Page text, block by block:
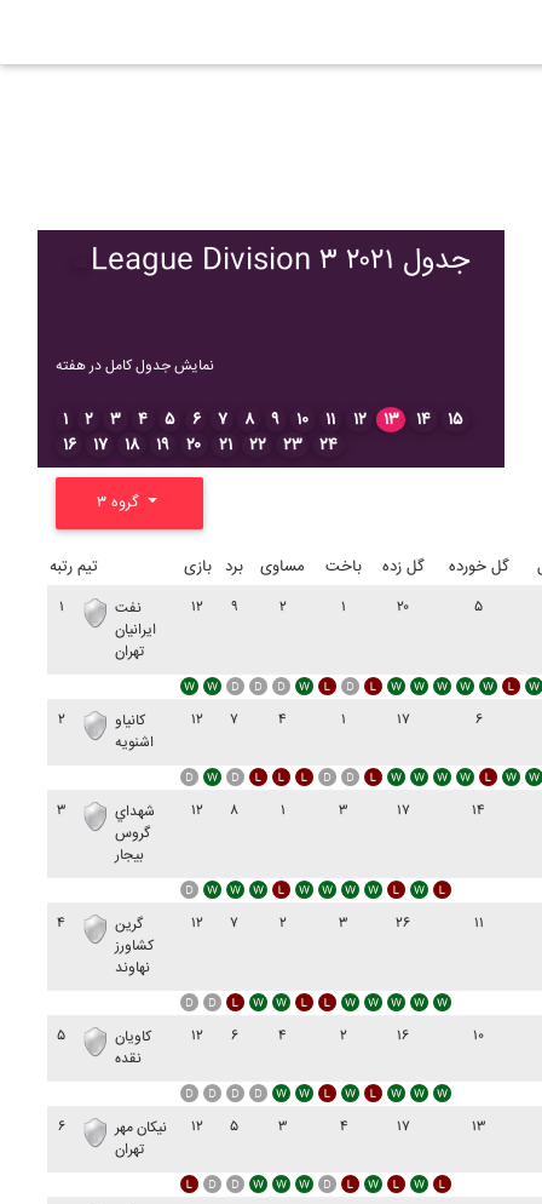
League Division ۳ ۲۰۲۱ جدول
نمایش جدول کامل در هفته
۱ ۲ ۳ ۴ ۵ ۶ ۷ ۸ ۹ ۱۰ ۱۱ ۱۲ ۱۳ ۱۴
۱۵
۱۶
۱۷ ۱۸ ۱۹ ۲۰ ۲۱ ۲۲ ۲۳ ۲۴
رتبه تیم بازی برد مساوی باخت گل زده گل خورده
۱
نفت
ايرانيان
تهران
۱۲ ۹ ۲ ۱ ۲۰ ۵
۲
کانياو
اشنويه
۱۲ ۷ ۴ ۱ ۱۷ ۶
۳
شهداي
گروس
بيجار
۱۲ ۸ ۱ ۳ ۱۷ ۱۴
۴
گرين
کشاورز
نهاوند
۱۲ ۷ ۲ ۳ ۲۶ ۱۱
۵
کاويان
نقده
۱۲ ۶ ۴ ۲ ۱۶ ۱۰
۶
نيکان مهر
تهران
۱۲ ۵ ۳ ۴ ۱۷ ۱۳